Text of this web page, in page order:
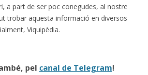
a part de ser poc conegudes, al nostre
trobar aquesta informació en diversos
Viquipèdia.
pel canal de Telegram!